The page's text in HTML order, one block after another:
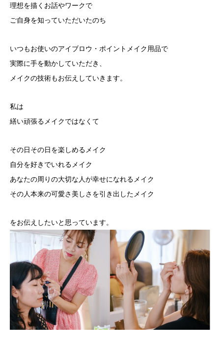
理想を描くお話やワークで
ご自身を知っていただいたのち
いつもお使いのアイブロウ・ポイントメイク用品で
実際に手を動かしていただき、
メイクの技術もお伝えしていきます。
私は
繕い頑張るメイクではなくて
その日その日を楽しめるメイク
自分を好きでいれるメイク
あなたの周りの大切な人が幸せになれるメイク
その人本来の可愛さ美しさを引き出したメイク
をお伝えしたいと思っています。